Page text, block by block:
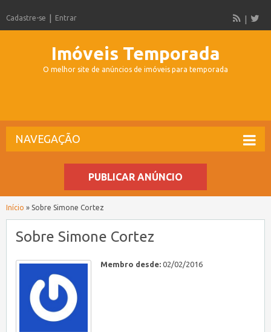
Cadastre-se Entrar
Imóveis Temporada
O melhor site de anúncios de imóveis para temporada
NAVEGAÇÃO
PUBLICAR ANÚNCIO
Início » Sobre Simone Cortez
Sobre Simone Cortez
Membro desde: 02/02/2016